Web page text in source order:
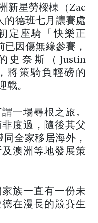
新星勞樑棟（Zac
的德班七月讓賽處
定座騎「快樂正
因傷無緣參賽，
史奈斯（Justin
將策騎負輕磅的
戰。
一場尋根之旅。
度過，隨後其父
全家移居海外，
澳洲等地發展策
族一直有一份未
在漫長的競賽生